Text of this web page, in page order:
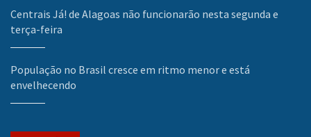
Centrais Já! de Alagoas não funcionarão nesta segunda e
terça-feira
População no Brasil cresce em ritmo menor e está
envelhecendo